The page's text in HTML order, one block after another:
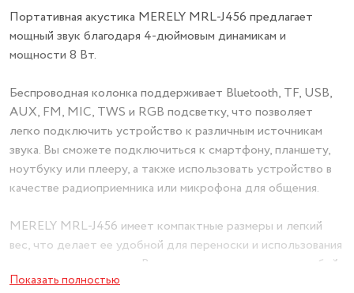
Портативная акустика MERELY MRL-J456 предлагает
мощный звук благодаря 4-дюймовым динамикам и
мощности 8 Вт.
Беспроводная колонка поддерживает Bluetooth, TF, USB,
AUX, FM, MIC, TWS и RGB подсветку, что позволяет
легко подключить устройство к различным источникам
звука. Вы сможете подключиться к смартфону, планшету,
ноутбуку или плееру, а также использовать устройство в
качестве радиоприемника или микрофона для общения.
MERELY MRL-J456 имеет компактные размеры и легкий
вес, что делает ее удобной для переноски и использования
в различных ситуациях. Вы сможете взять колонку с собой
на пикник, в поход или на пляж, чтобы наслаждаться
Показать полностью